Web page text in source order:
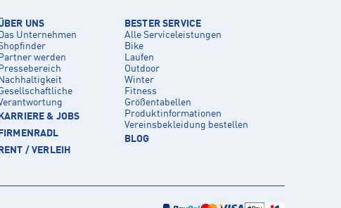
UNS
Das Unternehmen
Partner werden
Pressebereich
Nachhaltigkeit
KARRIERE & JOBS
FIRMENRADL
RENT / VERLEIH
BESTER SERVICE
Alle Serviceleistungen
Bike
Laufen
Outdoor
Winter
Fitness
Größentabellen
Produktinformationen
Vereinsbekleidung bestellen
BLOG